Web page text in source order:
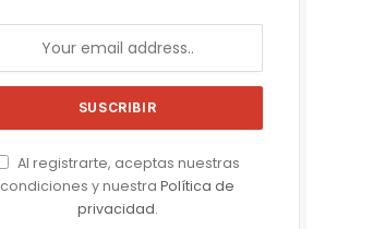
Al registrarte, aceptas nuestras
condiciones y nuestra Política de
privacidad.